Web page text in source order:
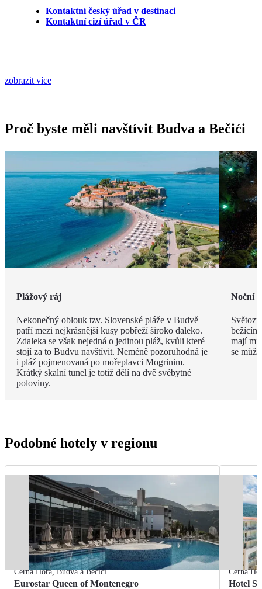
Kontaktní český úřad v destinaci
Kontaktní cizí úřad v ČR
zobrazit více
Proč byste měli navštívit Budva a Bečići
Plážový ráj
Nekonečný oblouk tzv. Slovenské pláže v Budvě
patří mezi nejkrásnější kusy pobřeží široko daleko.
Zdaleka se však nejedná o jedinou pláž, kvůli které
stojí za to Budvu navštívit. Neméně pozoruhodná je
i pláž pojmenovaná po mořeplavci Mogrinim.
Krátký skalní tunel je totiž dělí na dvě svébytné
poloviny.
Noční
bežícím
mají
se
Podobné hotely v regionu
Černá Hora,Budva a Bečiči
Eurostar Queen of Montenegro
Černá
Hotel